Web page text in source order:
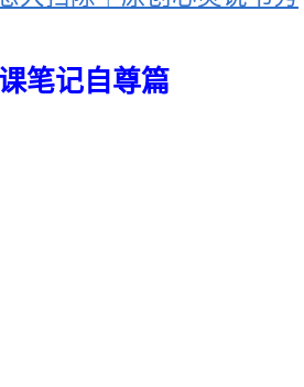
笔记自尊篇